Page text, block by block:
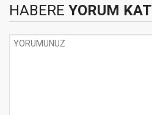
HABERE YORUM KAT